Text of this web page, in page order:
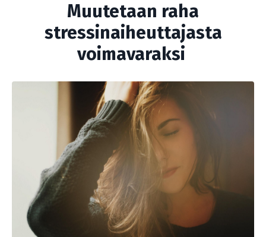
Muutetaan raha
stressinaiheuttajasta
voimavaraksi